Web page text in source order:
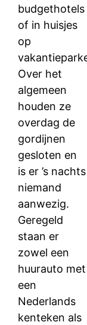
budgethotels
of in huisjes
op
Over het
algemeen
houden ze
overdag de
gordijnen
gesloten en
is er ’s nachts
niemand
aanwezig.
Geregeld
staan er
zowel een
huurauto met
een
Nederlands
kenteken als